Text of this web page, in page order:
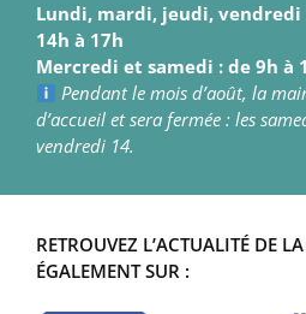
Lundi, mardi, jeudi, vendredi
14h à 17h
Mercredi et samedi : de 9h à
Pendant le mois d’août, la
d’accueil et sera fermée : les
vendredi 14.
RETROUVEZ L’ACTUALITÉ DE
ÉGALEMENT SUR :